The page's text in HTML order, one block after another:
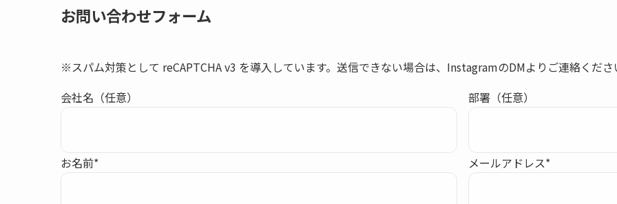
お問い合わせフォーム
※スパム対策として reCAPTCHA v3 を導入しています。送信できない場合は、InstagramのDMよりご連絡くださ
会社名（任意）
部署（任意）
お名前* メールアドレス*